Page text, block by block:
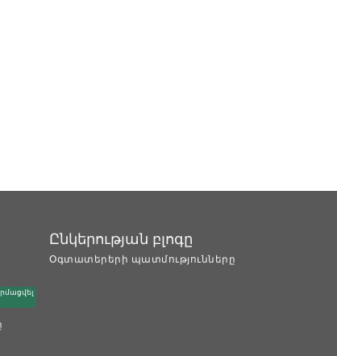
Ընկերության բլոգը
Օգտատերերի պատմությունները